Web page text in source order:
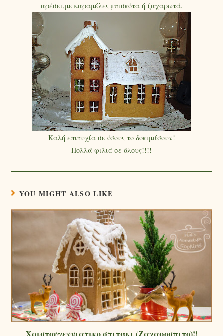
αρέσει,με καραμέλες μπισκότα ή ζαχαρωτά.
Καλή επιτυχία σε όσους το δοκιμάσουν!
Πολλά φιλιά σε όλους!!!!
YOU MIGHT ALSO LIKE
Χριστουγεννιατικο σπιτακι (Ζαχαροσπιτο)!!